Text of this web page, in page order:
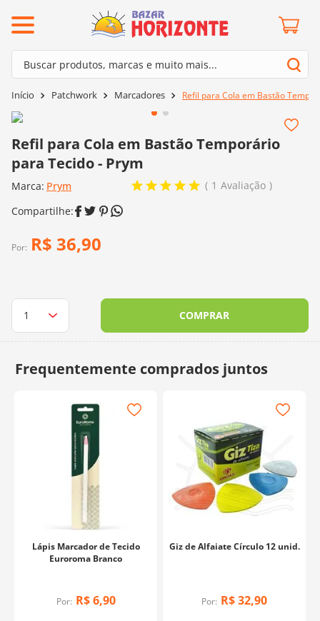
Buscar produtos, marcas e muito mais...
Patchwork Marcadores Refil para Cola em Bastão
Refil para Cola em Bastão Temporário
para Tecido - Prym
Marca: Prym 1 Avaliação
Por: R$ 36,90
COMPRAR
Lápis Marcador de Tecido
Euroroma Branco
Por: R$ 6,90
Giz de Alfaiate Círculo 12 unid.
Por: R$32,90
Termos mais buscados
3º kit amigurumi
4º agulha crochê
5º fio amigurumi
9
10º dmc
mais buscados
barroco
mollet
kit amigurumi
agulha crochê
fio amigurumi
batik
dmc